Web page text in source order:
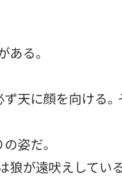
る。
ず天に顔を向ける
姿だ。
狼が遠吠えしてい